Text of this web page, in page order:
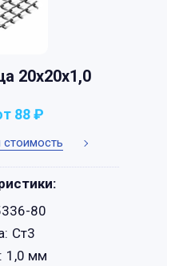
20х20х1,0
88 ₽
80
Ст3
1,0 мм